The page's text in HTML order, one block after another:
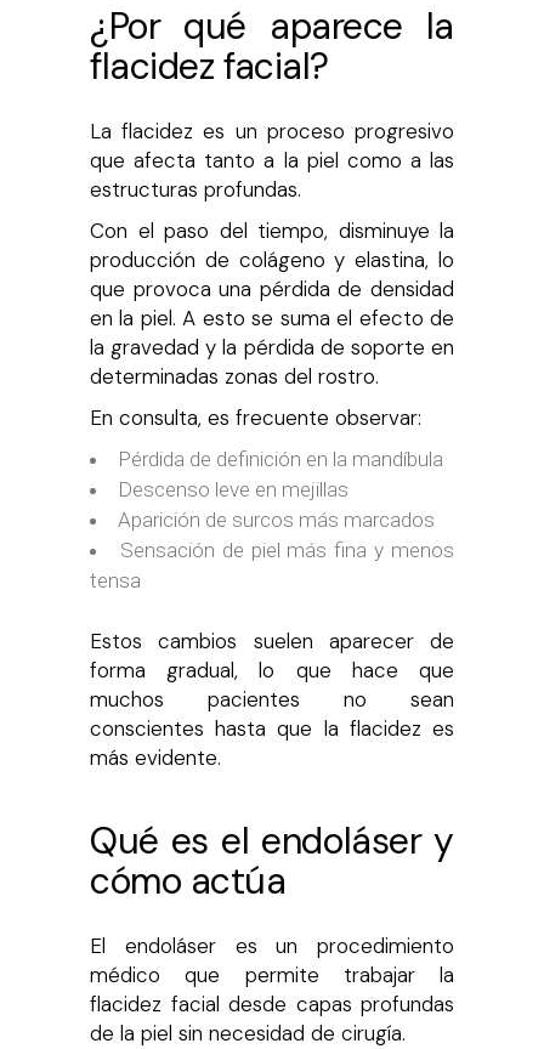
¿Por qué aparece la
flacidez facial?
La flacidez es un proceso progresivo
que afecta tanto a la piel como a las
estructuras profundas.
Con el paso del tiempo, disminuye la
producción de colágeno y elastina, lo
que provoca una pérdida de densidad
en la piel. A esto se suma el efecto de
la gravedad y la pérdida de soporte en
determinadas zonas del rostro.
En consulta, es frecuente observar:
Pérdida de definición en la mandíbula
Descenso leve en mejillas
Aparición de surcos más marcados
Sensación de piel más fina y menos
tensa
Estos cambios suelen aparecer de
forma gradual, lo que hace que
muchos pacientes no sean
conscientes hasta que la flacidez es
más evidente.
Qué es el endoláser y
cómo actúa
El endoláser es un procedimiento
médico que permite trabajar la
flacidez facial desde capas profundas
de la piel sin necesidad de cirugía.